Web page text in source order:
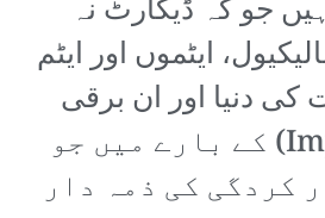
جو کہ ڈیکارٹ نہ
ایٹموں اور ایٹم
دنیا اور ان برقی
تحاریک (Impulses) کے بارے میں جو
کردگی کی ذمہ دار